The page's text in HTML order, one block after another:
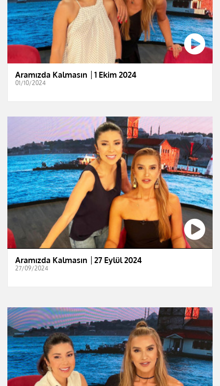
Aramızda Kalmasın │1 Ekim 2024
01/10/2024
Aramızda Kalmasın │27 Eylül 2024
27/09/2024